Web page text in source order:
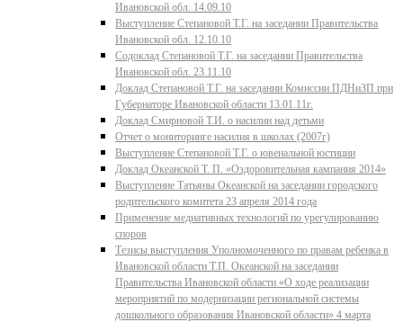
Ивановской обл. 14.09.10
Выступление Степановой Т.Г. на заседании Правительства
Ивановской обл. 12.10.10
Содоклад Степановой Т.Г. на заседании Правительства
Ивановской обл. 23.11.10
Доклад Степановой Т.Г. на заседании Комиссии ПДНиЗП при
Губернаторе Ивановской области 13.01.11г.
Доклад Смирновой Т.И. о насилии над детьми
Отчет о мониторинге насилия в школах (2007г)
Выступление Степановой Т.Г. о ювенальной юстиции
Доклад Океанской Т. П. «Оздоровительная кампания 2014»
Выступление Татьяны Океанской на заседании городского
родительского комитета 23 апреля 2014 года
Применение медиативных технологий по урегулированию
споров
Тезисы выступления Уполномоченного по правам ребенка в
Ивановской области Т.П. Океанской на заседании
Правительства Ивановской области «О ходе реализации
мероприятий по модернизации региональной системы
дошкольного образования Ивановской области» 4 марта